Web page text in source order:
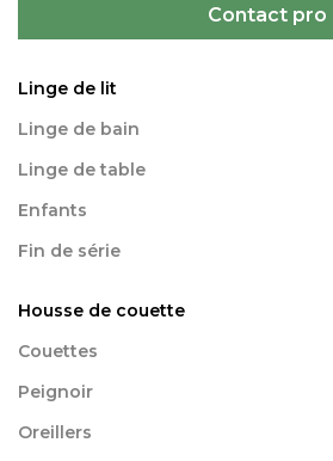
Contact pro
Linge de lit
Linge de bain
Linge de table
Enfants
Fin de série
Housse de couette
Couettes
Peignoir
Oreillers